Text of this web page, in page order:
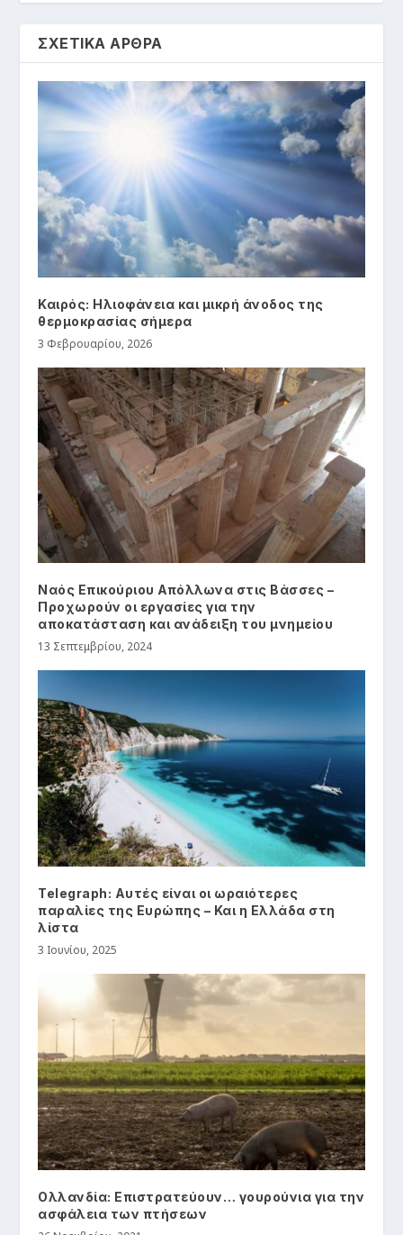
ΣΧΕΤΙΚΑ ΑΡΘΡΑ
Καιρός: Ηλιοφάνεια και μικρή άνοδος της
θερμοκρασίας σήμερα
3 Φεβρουαρίου, 2026
Ναός Επικούριου Απόλλωνα στις Βάσσες –
Προχωρούν οι εργασίες για την
αποκατάσταση και ανάδειξη του μνημείου
13 Σεπτεμβρίου, 2024
Telegraph: Αυτές είναι οι ωραιότερες
παραλίες της Ευρώπης – Και η Ελλάδα στη
λίστα
3 Ιουνίου, 2025
Ολλανδία: Επιστρατεύουν… γουρούνια για την
ασφάλεια των πτήσεων